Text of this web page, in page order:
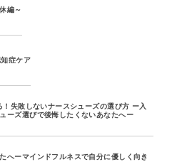
編～
症ケア
！失敗しないナースシューズの選び方 ー入
ーズ選びで後悔したくないあなたへー
へーマインドフルネスで自分に優しく向き